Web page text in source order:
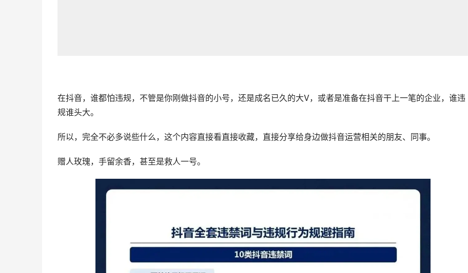
在抖音，谁都怕违规，不管是你刚做抖音的小号，还是成名已久的大V，或者是准备在抖音干上一笔的企业，谁违
规谁头大。
所以，完全不必多说些什么，这个内容直接看直接收藏，直接分享给身边做抖音运营相关的朋友、同事。
赠人玫瑰，手留余香，甚至是救人一号。